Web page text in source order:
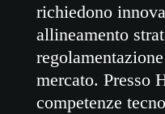
richiedono
allineamento
mercato. Presso
competenze